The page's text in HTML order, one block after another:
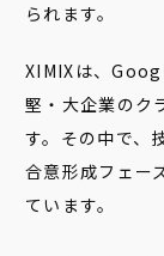
られます。
XIMIXは、
堅・大企業のク
す。その中で、
合意形成フェー
ています。